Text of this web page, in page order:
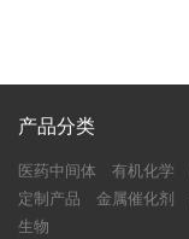
产品分类
医药中间体 有机化学
定制产品
金属催化剂
生物